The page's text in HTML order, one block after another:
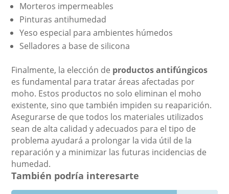
Morteros impermeables
Pinturas antihumedad
Yeso especial para ambientes húmedos
Selladores a base de silicona
Finalmente, la elección de productos antifúngicos
es fundamental para tratar áreas afectadas por
moho. Estos productos no solo eliminan el moho
existente, sino que también impiden su reaparición.
Asegurarse de que todos los materiales utilizados
sean de alta calidad y adecuados para el tipo de
problema ayudará a prolongar la vida útil de la
reparación y a minimizar las futuras incidencias de
humedad.
También podría interesarte